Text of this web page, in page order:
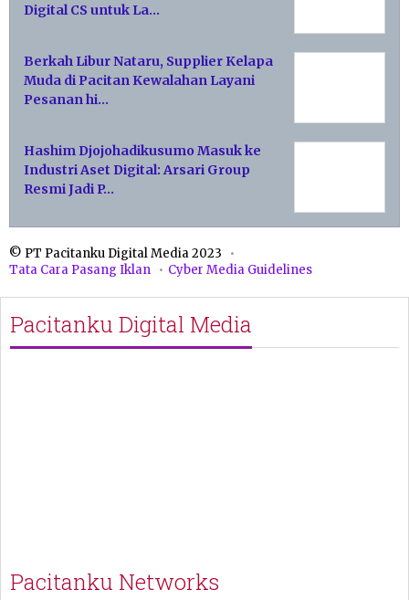
Digital CS untuk La…
Berkah Libur Nataru, Supplier Kelapa
Muda di Pacitan Kewalahan Layani
Pesanan hi…
Hashim Djojohadikusumo Masuk ke
Industri Aset Digital: Arsari Group
Resmi Jadi P…
© PT Pacitanku Digital Media 2023
Tata Cara Pasang Iklan
Cyber Media Guidelines
Pacitanku Digital Media
Pacitanku Networks